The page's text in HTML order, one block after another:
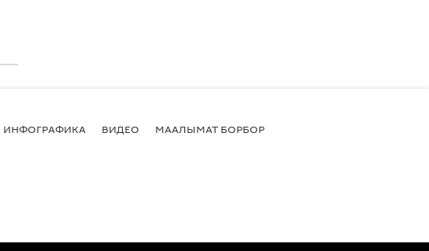
ИНФОГРАФИКА ВИДЕО МААЛЫМАТ БОРБОР